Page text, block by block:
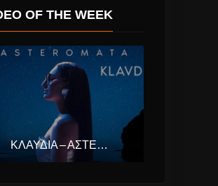
OF THE WEEK
ΚΛΑΥΔΊΑ – ΑΣΤΕΡΟΜΆΤΑ (EUROVISION ΕΛΛΆΔΑ 2025)